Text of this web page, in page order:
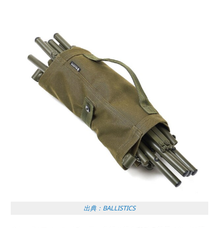
出典：BALLISTICS